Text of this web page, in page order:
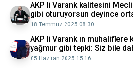
AKP li Varank kalitesini
gibi oturuyorsun deyince
18 Temmuz 2025 08:30
AKP li Varank ın muhaliflere
yağmur gibi tepki: Siz bile
Sözcü Gazetesi
05 Haziran 2025 15:16